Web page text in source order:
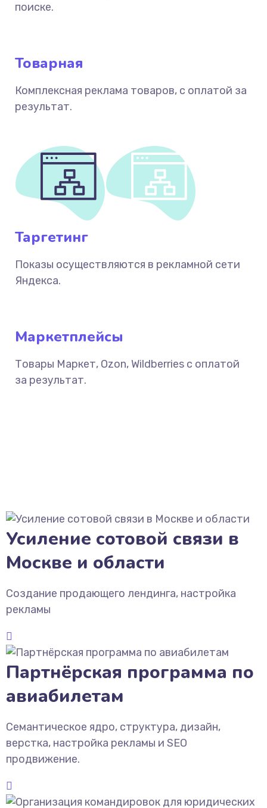
поиске.
Товарная
Комплексная реклама товаров, с оплатой за
результат.
Таргетинг
Показы осуществляются в рекламной сети
Яндекса.
Маркетплейсы
Товары Маркет, Ozon, Wildberries с оплатой
за результат.
Усиление сотовой связи в
Москве и области
Создание продающего лендинга, настройка
рекламы
Партнёрская программа по
авиабилетам
Семантическое ядро, структура, дизайн,
верстка, настройка рекламы и SEO
продвижение.